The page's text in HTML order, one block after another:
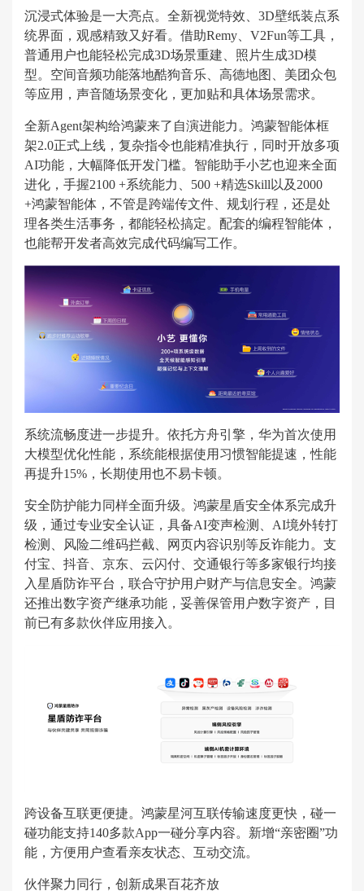
沉浸式体验是一大亮点。全新视觉特效、3D壁纸装点系
统界面，观感精致又好看。借助Remy、V2Fun等工具，
普通用户也能轻松完成3D场景重建、照片生成3D模
型。空间音频功能落地酷狗音乐、高德地图、美团众包
等应用，声音随场景变化，更加贴和具体场景需求。
全新Agent架构给鸿蒙来了自演进能力。鸿蒙智能体框
架2.0正式上线，复杂指令也能精准执行，同时开放多项
AI功能，大幅降低开发门槛。智能助手小艺也迎来全面
进化，手握2100 +系统能力、500 +精选Skill以及2000
+鸿蒙智能体，不管是跨端传文件、规划行程，还是处
理各类生活事务，都能轻松搞定。配套的编程智能体，
也能帮开发者高效完成代码编写工作。
系统流畅度进一步提升。依托方舟引擎，华为首次使用
大模型优化性能，系统能根据使用习惯智能提速，性能
再提升15%，长期使用也不易卡顿。
安全防护能力同样全面升级。鸿蒙星盾安全体系完成升
级，通过专业安全认证，具备AI变声检测、AI境外转打
检测、风险二维码拦截、网页内容识别等反诈能力。支
付宝、抖音、京东、云闪付、交通银行等多家银行均接
入星盾防诈平台，联合守护用户财产与信息安全。鸿蒙
还推出数字资产继承功能，妥善保管用户数字资产，目
前已有多款伙伴应用接入。
跨设备互联更便捷。鸿蒙星河互联传输速度更快，碰一
碰功能支持140多款App一碰分享内容。新增“亲密圈”功
能，方便用户查看亲友状态、互动交流。
伙伴聚力同行，创新成果百花齐放